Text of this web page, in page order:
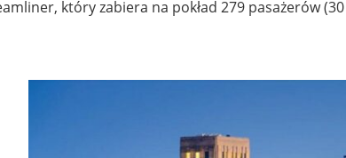
który zabiera na pokład 279 pasażerów